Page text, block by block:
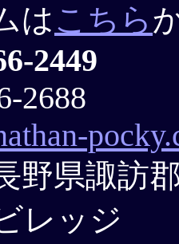
は こちら
2449
2688
野県諏訪
レッジ